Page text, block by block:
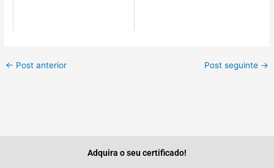
← Post anterior Post seguinte →
Adquira o seu certificado!